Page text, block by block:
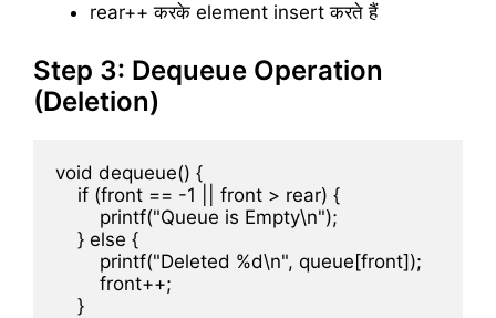
rear++ करके element insert करते हैं
Step 3: Dequeue Operation
(Deletion)
void dequeue() {
    if (front == -1 || front > rear) {
        printf("Queue is Empty\n");
    } else {
        printf("Deleted %d\n", queue[front]);
        front++;
    }